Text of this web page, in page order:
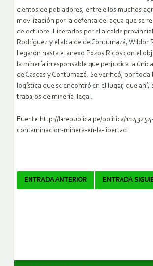
cientos de pobladores, entre ellos muchos
movilización por la defensa del agua que se
de octubre. Liderados por el alcalde
Rodríguez y el alcalde de Contumazá, Wildor
llegaron hasta el anexo Pozos Ricos con el
la minería irresponsable que perjudica la
de Cascas y Contumazá. Se verificó, por toda
logística que se encontró en el lugar, que ahí,
trabajos de minería ilegal.
Fuente:http://larepublica.pe/politica/
contaminacion-minera-en-la-libertad
Navegador
ENTRADA ANTERIOR ENTRADA